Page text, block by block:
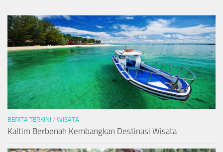
BERITA TERKINI / WISATA
Kaltim Berbenah Kembangkan Destinasi Wisata